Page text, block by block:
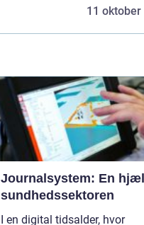
11 oktober
Journalsystem: En
sundhedssektoren
I en digital tidsalder, hvor